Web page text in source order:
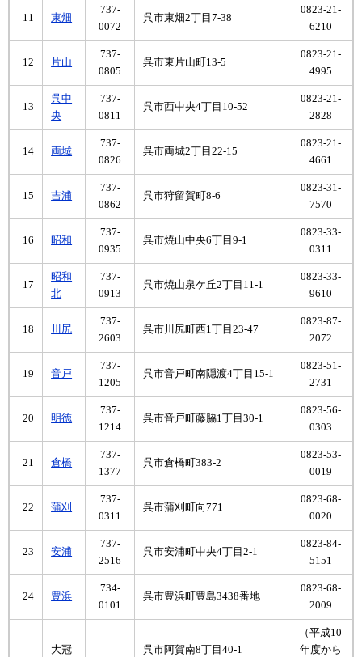
11 東畑
737-
0072
呉市東畑2丁目7-38
0823-21-
6210
12 片山
737-
0805
呉市東片山町13-5
0823-21-
4995
13
呉中
央
737-
0811
呉市西中央4丁目10-52
0823-21-
2828
14 両城
737-
0826
呉市両城2丁目22-15
0823-21-
4661
15 吉浦
737-
0862
呉市狩留賀町8-6
0823-31-
7570
16 昭和
737-
0935
呉市焼山中央6丁目9-1
0823-33-
0311
17
昭和
北
737-
0913
呉市焼山泉ケ丘2丁目11-1
0823-33-
9610
18 川尻
737-
2603
呉市川尻町西1丁目23-47
0823-87-
2072
19 音戸
737-
1205
呉市音戸町南隠渡4丁目15-1
0823-51-
2731
20 明徳
737-
1214
呉市音戸町藤脇1丁目30-1
0823-56-
0303
21 倉橋
737-
1377
呉市倉橋町383-2
0823-53-
0019
22 蒲刈
737-
0311
呉市蒲刈町向771
0823-68-
0020
23 安浦
737-
2516
呉市安浦町中央4丁目2-1
0823-84-
5151
24 豊浜
734-
0101
呉市豊浜町豊島3438番地
0823-68-
2009
大冠 呉市阿賀南8丁目40-1
（平成10
年度から